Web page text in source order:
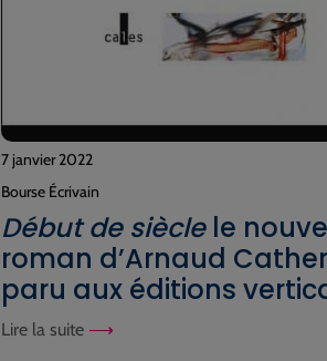
7 janvier 2022
Bourse Écrivain
Début de sièclele
roman d’Arnaud
paru aux éditions
Lire la suite